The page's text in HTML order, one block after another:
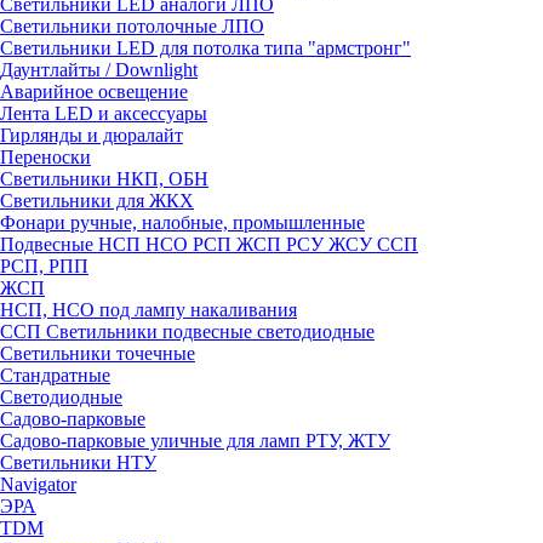
Светильники LED аналоги ЛПО
Светильники потолочные ЛПО
Светильники LED для потолка типа "армстронг"
Даунтлайты / Downlight
Аварийное освещение
Лента LED и аксессуары
Гирлянды и дюралайт
Переноски
Светильники НКП, ОБН
Светильники для ЖКХ
Фонари ручные, налобные, промышленные
Подвесные НСП НСО РСП ЖСП РСУ ЖСУ ССП
РСП, РПП
ЖСП
НСП, НСО под лампу накаливания
ССП Светильники подвесные светодиодные
Светильники точечные
Стандратные
Светодиодные
Садово-парковые
Садово-парковые уличные для ламп РТУ, ЖТУ
Светильники НТУ
Navigator
ЭРА
TDM